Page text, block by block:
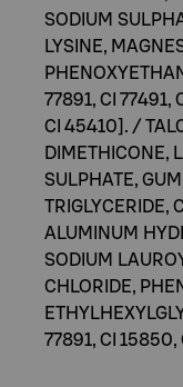
SODIUM
LYSINE,
77891, CI 77491,
CI 45410]. /
DIMETHICONE,
SULPHATE,
TRIGLYCERIDE,
ALUMINUM
SODIUM
CHLORIDE,
77891, CI 15850,